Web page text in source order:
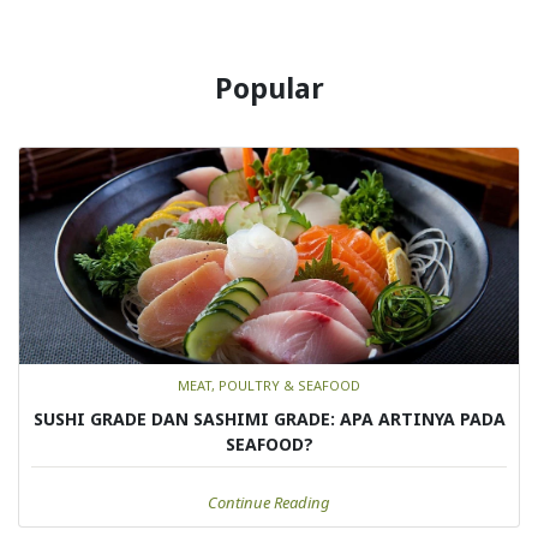
Popular
MEAT, POULTRY & SEAFOOD
SUSHI GRADE DAN SASHIMI GRADE: APA ARTINYA PADA
SEAFOOD?
Continue Reading